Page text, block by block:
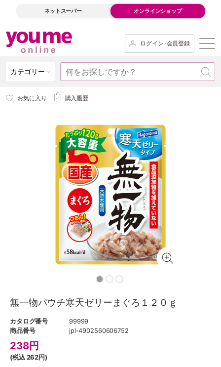
ネットスーパー オンラインショップ
ログイン･会員登録
カテゴリー
お気に入り 購入履歴
無一物パウチ寒天ゼリーまぐろ１２０ｇ
カタログ番号
99999
商品番号
jpl-4902560606752
238円
(税込262円)